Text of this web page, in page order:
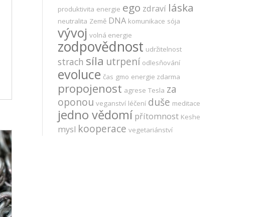
produktivita energie ego zdraví láska
neutralita Země DNA komunikace sója
vývoj volná energie
zodpovědnost udržitelnost
strach síla utrpení odlesňování
evoluce čas gmo energie zdarma
propojenost agrese Tesla za
oponou veganství léčení duše meditace
jedno vědomí přítomnost Keshe
mysl kooperace vegetariánství